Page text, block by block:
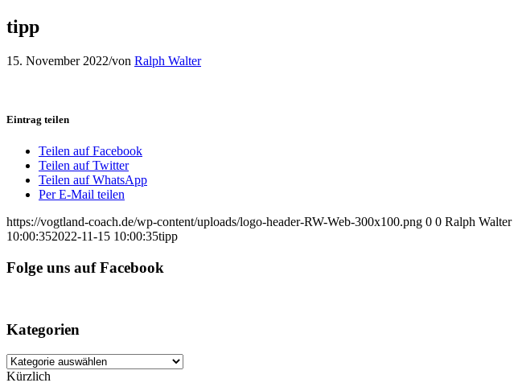
tipp
15. November 2022/von Ralph Walter
Eintrag teilen
Teilen auf Facebook
Teilen auf Twitter
Teilen auf WhatsApp
Per E-Mail teilen
https://vogtland-coach.de/wp-content/uploads/logo-header-RW-Web-300x100.png 0 0 Ralph Walter
10:00:352022-11-15 10:00:35tipp
Folge uns auf Facebook
Kategorien
Kategorien
Kürzlich